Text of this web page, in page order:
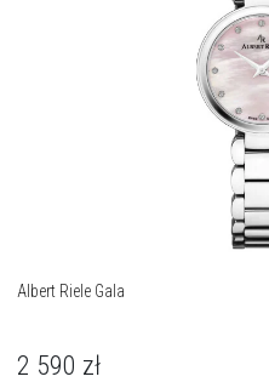
Albert Riele Gala
2 590 zł